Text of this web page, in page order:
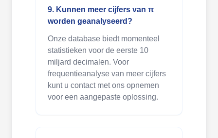
9. Kunnen meer cijfers van π
worden geanalyseerd?
Onze database biedt momenteel
statistieken voor de eerste 10
miljard decimalen. Voor
frequentieanalyse van meer cijfers
kunt u contact met ons opnemen
voor een aangepaste oplossing.